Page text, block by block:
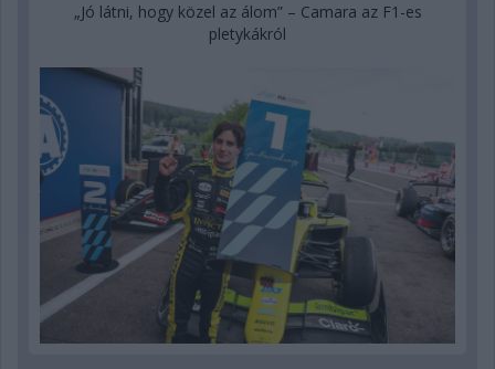
„Jó látni, hogy közel az álom” – Camara az F1-es
pletykákról